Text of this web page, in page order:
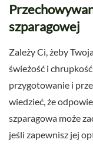
szparagowej
Zależy Ci, żeby
świeżość i
przygotowanie i
wiedzieć, że
szparagowa może
jeśli zapewnisz jej